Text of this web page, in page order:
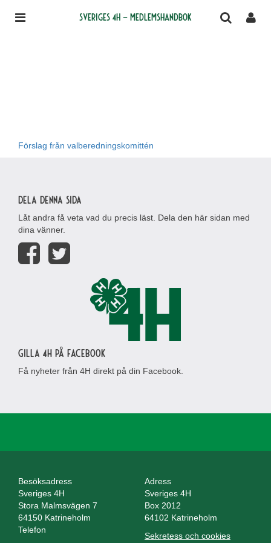
Sveriges 4H – medlemshandbok
Förslag från valberedningskomittén
Dela denna sida
Låt andra få veta vad du precis läst. Dela den här sidan med
dina vänner.
Gilla 4H på Facebook
Få nyheter från 4H direkt på din Facebook.
Besöksadress
Sveriges 4H
Stora Malmsvägen 7
64150 Katrineholm
Adress
Sveriges 4H
Box 2012
64102 Katrineholm
Telefon
Sekretess och cookies